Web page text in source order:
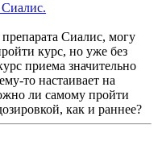
Сиалис, могу
курс, но уже без
приема значительно
то настаивает на
ли самому пройти
как и раннее?